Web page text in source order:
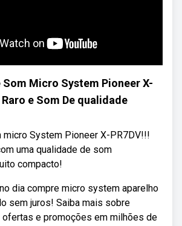
Som Micro System Pioneer X-
Raro e Som De qualidade
micro System Pioneer X-PR7DV!!!
uma qualidade de som
compacto!
dia compre micro system aparelho
sem juros! Saiba mais sobre
e promoções em milhões de